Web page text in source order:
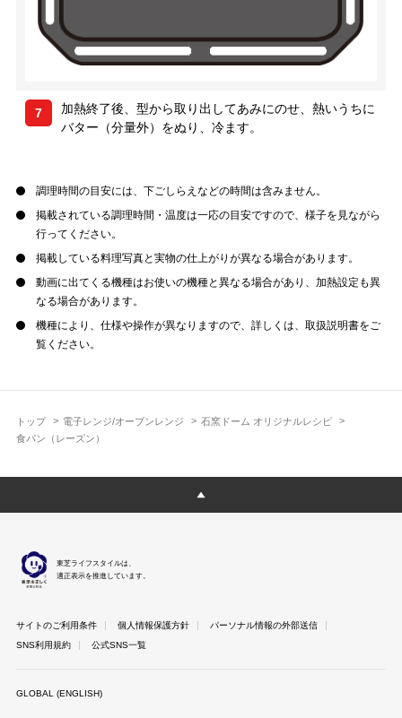
トップ 電子レンジ/オーブンレンジ
石窯ドーム オリジナルレシピ
食パン（レーズン）
7
加熱終了後、型から取り出してあみにのせ、熱いうちに
バター（分量外）をぬり、冷ます。
調理時間の目安には、下ごしらえなどの時間は含みません。
掲載されている調理時間・温度は一応の目安ですので、様子を見ながら
行ってください。
掲載している料理写真と実物の仕上がりが異なる場合があります。
動画に出てくる機種はお使いの機種と異なる場合があり、加熱設定も異
なる場合があります。
機種により、仕様や操作が異なりますので、詳しくは、取扱説明書をご
覧ください。
東芝ライフスタイルは、
適正表示を推進しています。
サイトのご利用条件 個人情報保護方針
パーソナル情報の外部送信
SNS利用規約
公式SNS一覧
GLOBAL (ENGLISH)